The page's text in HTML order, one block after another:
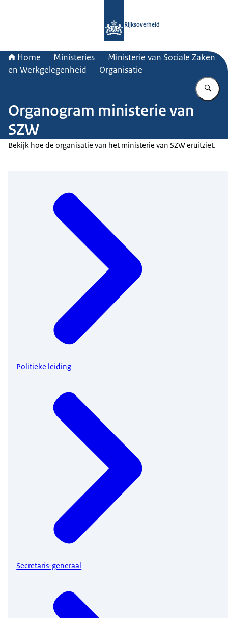
Rijksoverheid
Home Ministeries
Ministerie van Sociale Zaken
en Werkgelegenheid
Organisatie
Organogram ministerie van
SZW
Bekijk hoe de organisatie van het ministerie van SZW eruitziet.
Politieke leiding
Secretaris-generaal